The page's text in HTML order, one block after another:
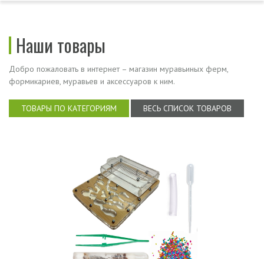
Наши товары
Добро пожаловать в интернет – магазин муравьиных ферм,
формикариев, муравьев и аксессуаров к ним.
ТОВАРЫ ПО КАТЕГОРИЯМ ВЕСЬ СПИСОК ТОВАРОВ